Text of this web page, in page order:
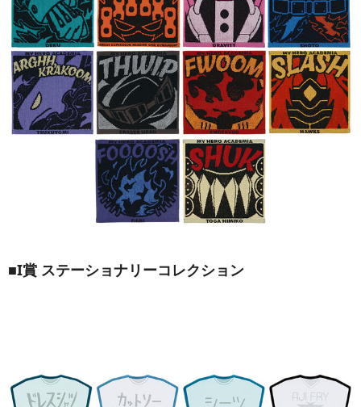
■I賞 ステーショナリーコレクション